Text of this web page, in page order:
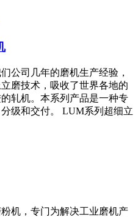
公司几年的磨机生产经验，
磨技术，吸收了世界各地的
轧机。本系列产品是一种专
级和交付。 LUM系列超细立
机，专门为解决工业磨机产